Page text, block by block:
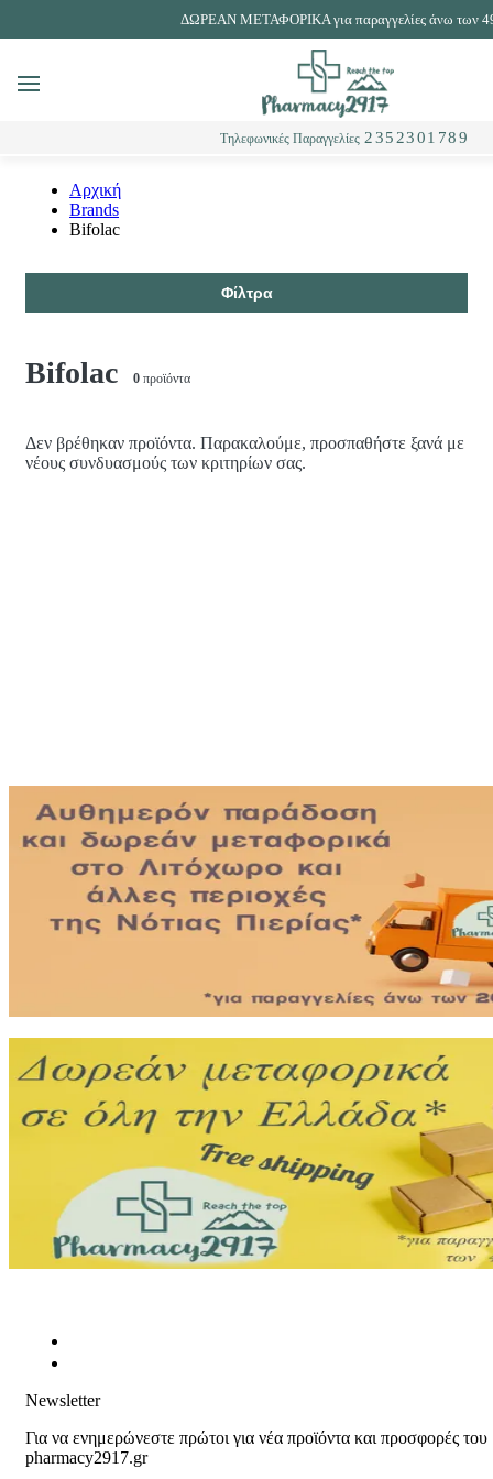
ΔΩΡΕΑΝ ΜΕΤΑΦΟΡΙΚΑ για παραγγελίες άνω των
Τηλεφωνικές Παραγγελίες 2352301789
MENU
Αρχική
Brands
Bifolac
Φίλτρα
Bifolac 0 προϊόντα
Δεν βρέθηκαν προϊόντα. Παρακαλούμε, προσπαθήστε ξανά με
νέους συνδυασμούς των κριτηρίων σας.
Newsletter
Για να ενημερώνεστε πρώτοι για νέα προϊόντα και προσφορές του
pharmacy2917.gr